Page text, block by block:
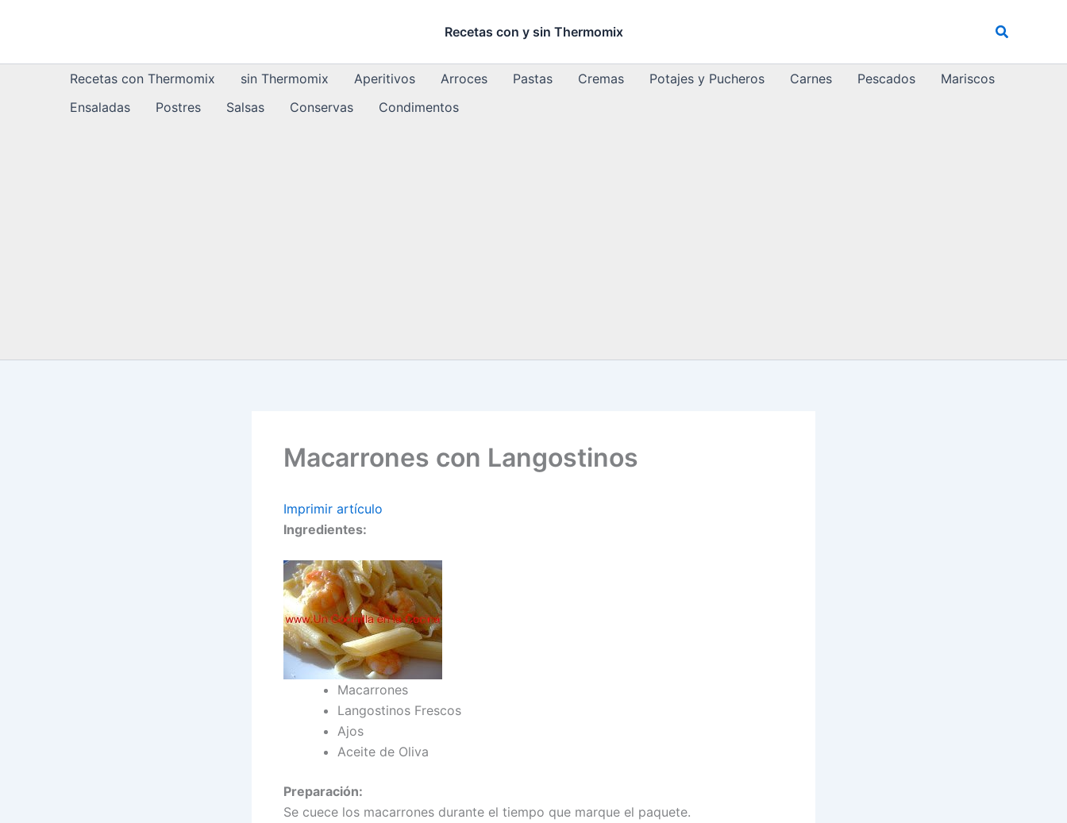
Recetas con y sin Thermomix Buscar
Recetas con Thermomix sin Thermomix Aperitivos Arroces Pastas Cremas Potajes y Pucheros Carnes Pescados
Mariscos
Ensaladas
Postres Salsas Conservas Condimentos
Macarrones con Langostinos
Imprimir artículo
Ingredientes:
Macarrones
Langostinos Frescos
Ajos
Aceite de Oliva
Preparación:
Se cuece los macarrones durante el tiempo que marque el paquete.